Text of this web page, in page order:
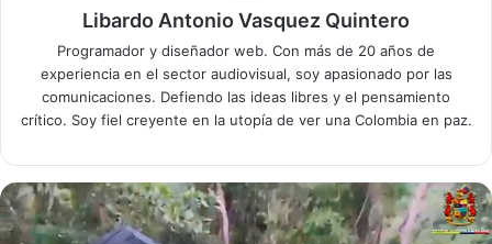
Libardo Antonio Vasquez Quintero
Programador y diseñador web. Con más de 20 años de
experiencia en el sector audiovisual, soy apasionado por las
comunicaciones. Defiendo las ideas libres y el pensamiento
crítico. Soy fiel creyente en la utopía de ver una Colombia en paz.